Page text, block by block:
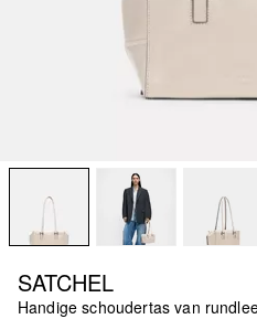
SATCHEL
Handige schoudertas van